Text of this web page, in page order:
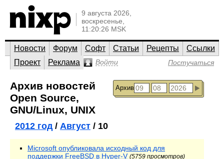
9 августа 2026,
воскресенье,
11:20:26 MSK
Новости Форум Софт Статьи Рецепты
Ссылки
Проект
Реклама Войти Постучаться
Архив
Архив новостей
Open Source,
GNU/Linux, UNIX
2012 год/ Август / 10
Microsoft опубликовала исходный код для
поддержки FreeBSD в Hyper-V (5759 просмотров)